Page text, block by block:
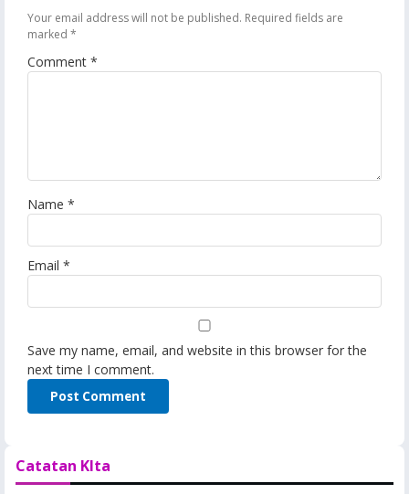
Your email address will not be published. Required fields are
marked *
Comment *
Name *
Email *
Save my name, email, and website in this browser for the
next time I comment.
Catatan KIta